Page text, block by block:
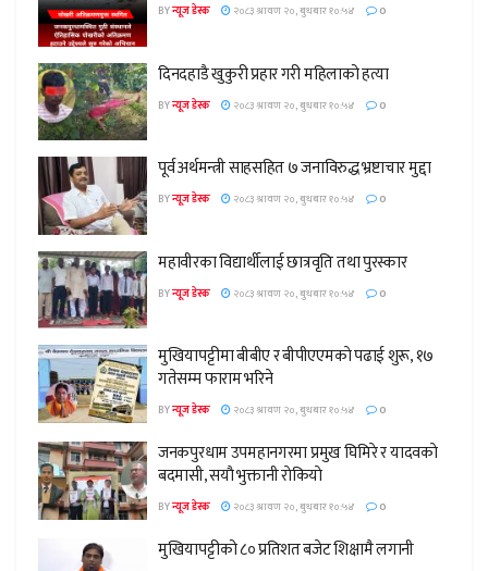
BYन्यूज डेस्क २०८३ श्रावण २०, बुधबार १०:५४ 0
दिनदहाडै खुकुरी प्रहार गरी महिलाको हत्या
BYन्यूज डेस्क २०८३ श्रावण २०, बुधबार १०:५४ 0
पूर्व अर्थमन्त्री साहसहित ७ जनाविरुद्ध भ्रष्टाचार मुद्दा
BYन्यूज डेस्क २०८३ श्रावण २०, बुधबार १०:५४ 0
महावीरका विद्यार्थीलाई छात्रवृति तथा पुरस्कार
BYन्यूज डेस्क २०८३ श्रावण २०, बुधबार १०:५४ 0
मुखियापट्टीमा बीबीए र बीपीएएमकाे पढाई शुरू, १७
गतेसम्म फाराम भरिने
BYन्यूज डेस्क २०८३ श्रावण २०, बुधबार १०:५४ 0
जनकपुरधाम उपमहानगरमा प्रमुख घिमिरे र यादवकाे
बदमासी, सयाै भुक्तानी राेकियाे
BYन्यूज डेस्क २०८३ श्रावण २०, बुधबार १०:५४ 0
मुखियापट्टीको ८० प्रतिशत बजेट शिक्षामै लगानी